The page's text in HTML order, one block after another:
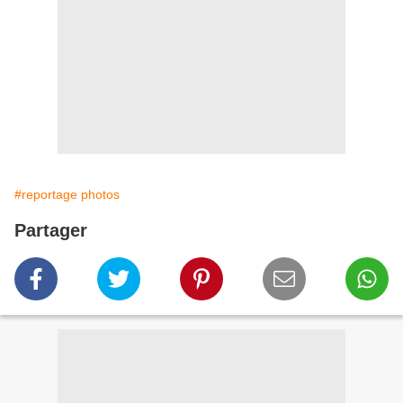
#reportage photos
Partager